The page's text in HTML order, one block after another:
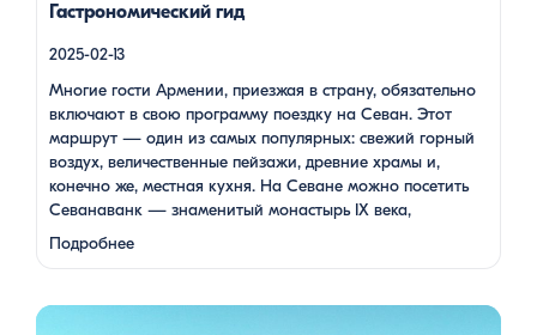
Гастрономический гид
2025-02-13
Многие гости Армении, приезжая в страну, обязательно
включают в свою программу поездку на Севан. Этот
маршрут — один из самых популярных: свежий горный
воздух, величественные пейзажи, древние храмы и,
конечно же, местная кухня. На Севане можно посетить
Севанаванк — знаменитый монастырь IX века,
расположенный на полуострове, а также Айраванк,
который менее известен, но не менее …
Подробнее
Армения — это страна, где каждый найдет что-то для себя: